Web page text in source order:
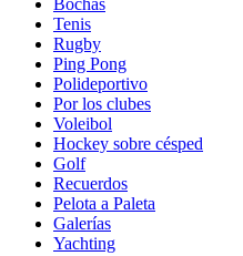
Bochas
Tenis
Rugby
Ping Pong
Polideportivo
Por los clubes
Voleibol
Hockey sobre césped
Golf
Recuerdos
Pelota a Paleta
Galerías
Yachting